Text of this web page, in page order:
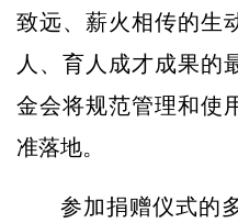
致远、薪火相传的生
人、育人成才成果的
金会将规范管理和使
准落地。
参加捐赠仪式的